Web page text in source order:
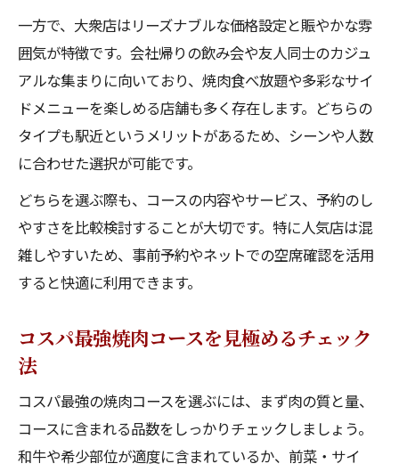
一方で、大衆店はリーズナブルな価格設定と賑やかな雰
囲気が特徴です。会社帰りの飲み会や友人同士のカジュ
アルな集まりに向いており、焼肉食べ放題や多彩なサイ
ドメニューを楽しめる店舗も多く存在します。どちらの
タイプも駅近というメリットがあるため、シーンや人数
に合わせた選択が可能です。
どちらを選ぶ際も、コースの内容やサービス、予約のし
やすさを比較検討することが大切です。特に人気店は混
雑しやすいため、事前予約やネットでの空席確認を活用
すると快適に利用できます。
コスパ最強焼肉コースを見極めるチェック
法
コスパ最強の焼肉コースを選ぶには、まず肉の質と量、
コースに含まれる品数をしっかりチェックしましょう。
和牛や希少部位が適度に含まれているか、前菜・サイ